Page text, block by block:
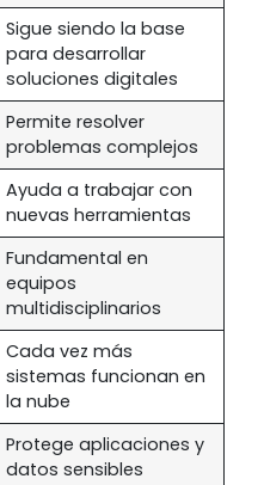
Sigue siendo la base
para desarrollar
soluciones digitales
Permite resolver
problemas complejos
Ayuda a trabajar con
nuevas herramientas
Fundamental en
equipos
multidisciplinarios
Cada vez más
sistemas funcionan en
la nube
Protege aplicaciones y
datos sensibles